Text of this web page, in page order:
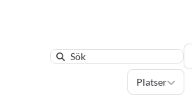
Search
Platser
Platser